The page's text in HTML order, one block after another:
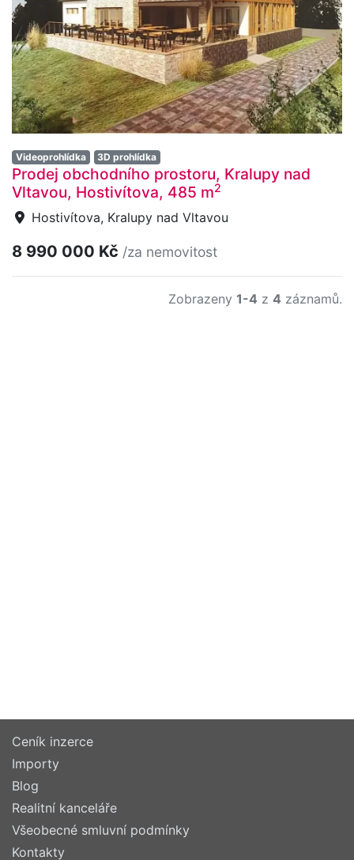
Videoprohlídka 3D prohlídka
Prodej obchodního prostoru, Kralupy nad
Vltavou, Hostivítova, 485 m2
Hostivítova, Kralupy nad Vltavou
8 990 000 Kč /za nemovitost
Zobrazeny 1-4 z 4 záznamů.
Ceník inzerce
Importy
Blog
Realitní kanceláře
Všeobecné smluvní podmínky
Kontakty